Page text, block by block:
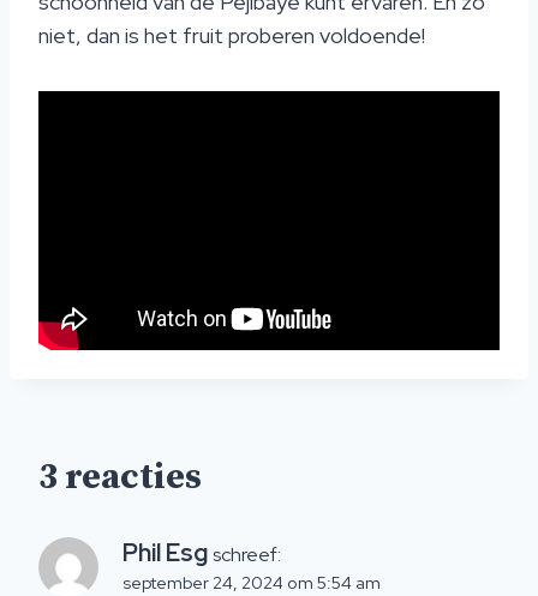
niet, dan is het fruit proberen voldoende!
3 reacties
Phil Esgschreef:
september 24, 2024 om 5:54 am